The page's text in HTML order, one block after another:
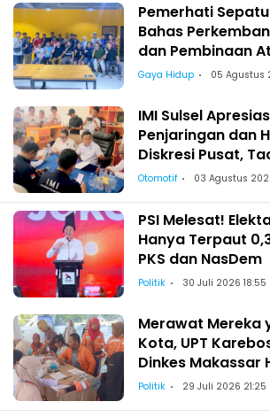
Pemerhati
Bahas
dan Pembinaan
Gaya Hidup 05 Agustus
IMI Sulsel
Penjaringan dan
Diskresi Pusat,
Kekeluargaan-
Otomotif 03 Agustus
PSI Melesat!
Hanya Terpaut
PKS dan NasDem
Politik 30 Juli 2026 18:55
Merawat Mereka
Kota, UPT
Dinkes Makassar
Pemeriksaan
Politik 29 Juli 2026 21:25